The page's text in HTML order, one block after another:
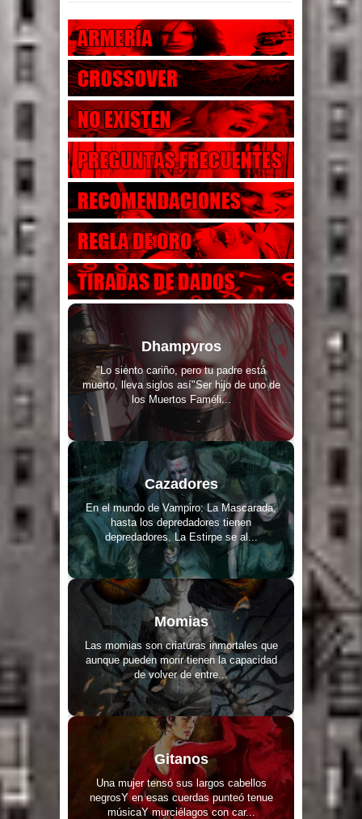
Dhampyros
"Lo siento cariño, pero tu padre está
muerto, lleva siglos así"Ser hijo de uno de
los Muertos Faméli...
Cazadores
En el mundo de Vampiro: La Mascarada,
hasta los depredadores tienen
depredadores. La Estirpe se al...
Momias
Las momias son criaturas inmortales que
aunque pueden morir tienen la capacidad
de volver de entre...
Gitanos
Una mujer tensó sus largos cabellos
negrosY en esas cuerdas punteó tenue
músicaY murciélagos con car...